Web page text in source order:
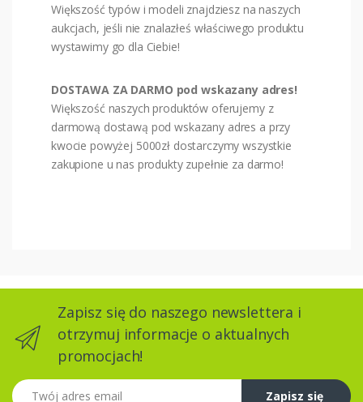
Większość typów i modeli znajdziesz na naszych
aukcjach, jeśli nie znalazłeś właściwego produktu
wystawimy go dla Ciebie!
DOSTAWA ZA DARMO pod wskazany adres!
Większość naszych produktów oferujemy z
darmową dostawą pod wskazany adres a przy
kwocie powyżej 5000zł dostarczymy wszystkie
zakupione u nas produkty zupełnie za darmo!
Zapisz się do naszego newslettera i
otrzymuj informacje o aktualnych
promocjach!
Twój adres email
Zapisz się